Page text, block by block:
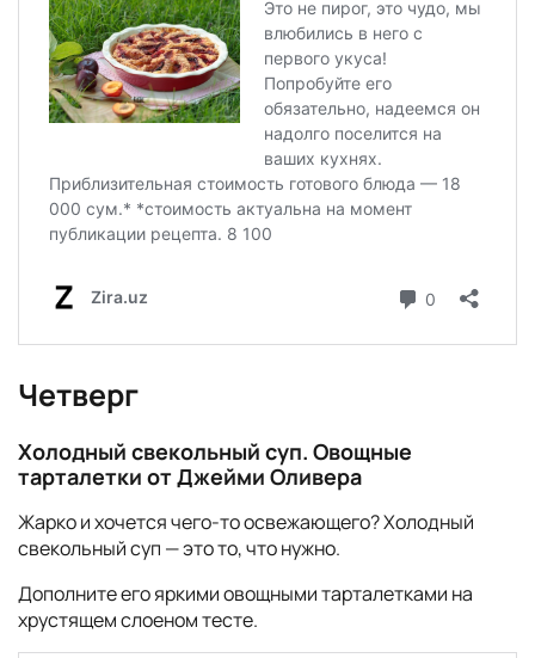
Четверг
Холодный свекольный суп. Овощные
тарталетки от Джейми Оливера
Жарко и хочется чего-то освежающего? Холодный
свекольный суп — это то, что нужно.
Дополните его яркими овощными тарталетками на
хрустящем слоеном тесте.